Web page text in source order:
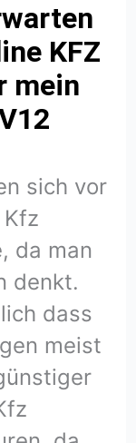
KFZ
mein
sich vor
da man
denkt.
dass
meist